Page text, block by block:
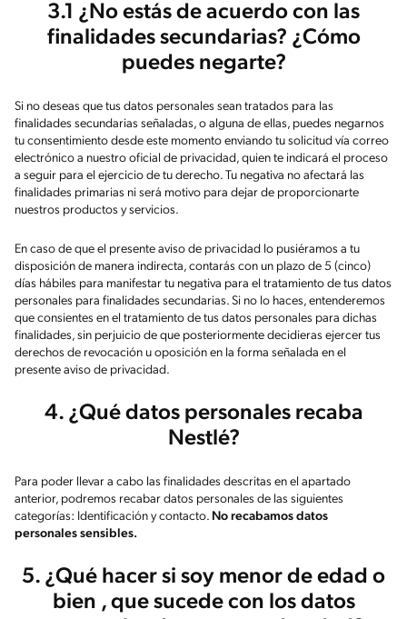
3.1 ¿No estás de acuerdo con las
finalidades secundarias? ¿Cómo
puedes negarte?
Si no deseas que tus datos personales sean tratados para las
finalidades secundarias señaladas, o alguna de ellas, puedes negarnos
tu consentimiento desde este momento enviando tu solicitud vía correo
electrónico a nuestro oficial de privacidad, quien te indicará el proceso
a seguir para el ejercicio de tu derecho. Tu negativa no afectará las
finalidades primarias ni será motivo para dejar de proporcionarte
nuestros productos y servicios.
En caso de que el presente aviso de privacidad lo pusiéramos a tu
disposición de manera indirecta, contarás con un plazo de 5 (cinco)
días hábiles para manifestar tu negativa para el tratamiento de tus datos
personales para finalidades secundarias. Si no lo haces, entenderemos
que consientes en el tratamiento de tus datos personales para dichas
finalidades, sin perjuicio de que posteriormente decidieras ejercer tus
derechos de revocación u oposición en la forma señalada en el
presente aviso de privacidad.
4. ¿Qué datos personales recaba
Nestlé?
Para poder llevar a cabo las finalidades descritas en el apartado
anterior, podremos recabar datos personales de las siguientes
categorías: Identificación y contacto. No recabamos datos
personales sensibles.
5. ¿Qué hacer si soy menor de edad o
bien , que sucede con los datos